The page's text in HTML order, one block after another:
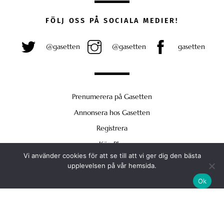
To
Top
FÖLJ OSS PÅ SOCIALA MEDIER!
@gasetten @gasetten gasetten
Prenumerera på Gasetten
Annonsera hos Gasetten
Registrera
Köp Plus
Vi använder cookies för att se till att vi ger dig den bästa
upplevelsen på vår hemsida.
Ok